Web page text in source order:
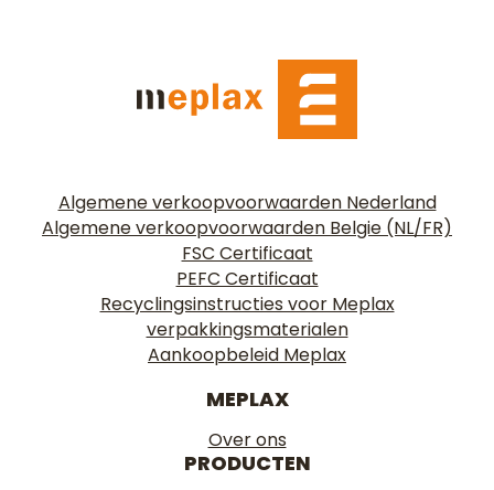
Algemene verkoopvoorwaarden Nederland
Algemene verkoopvoorwaarden Belgie (NL/FR)
FSC Certificaat
PEFC Certificaat
Recyclingsinstructies voor Meplax
verpakkingsmaterialen
Aankoopbeleid Meplax
MEPLAX
Over ons
PRODUCTEN